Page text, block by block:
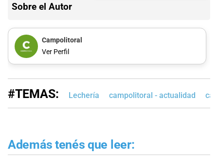
Sobre el Autor
Campolitoral
Ver Perfil
#TEMAS: Lechería campolitoral - actualidad
Además tenés que leer: